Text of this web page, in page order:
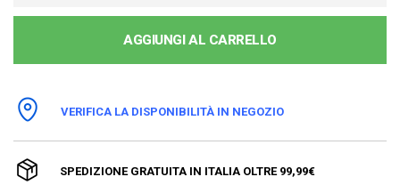
AGGIUNGI AL CARRELLO
VERIFICA LA DISPONIBILITÀ IN NEGOZIO
SPEDIZIONE GRATUITA IN ITALIA OLTRE 99,99€